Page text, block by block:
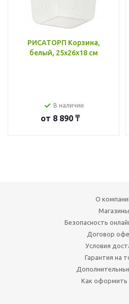
РИСАТОРП Корзина,
белый, 25x26x18 см
В наличии
от 8 890 ₸
О
Магазины
Безопасность
Договор
Условия
Гарантия на
Дополнительные
Как оформить